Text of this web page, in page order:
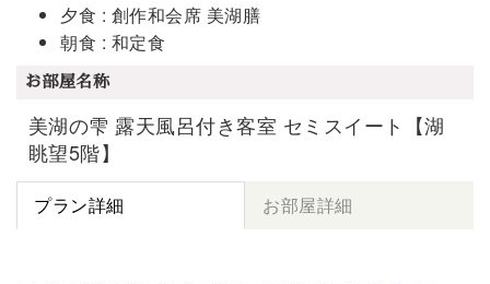
夕食 : 創作和会席 美湖膳
朝食 : 和定食
お部屋名称
美湖の雫 露天風呂付き客室 セミスイート【湖
眺望5階】
プラン詳細 お部屋詳細